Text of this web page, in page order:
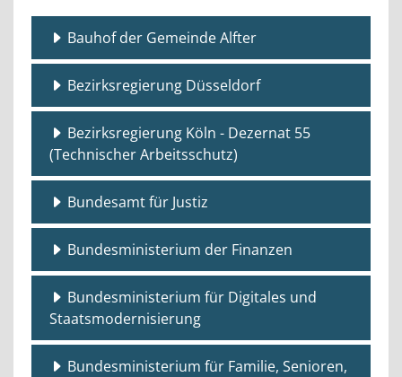
Bauhof der Gemeinde Alfter
Bezirksregierung Düsseldorf
Bezirksregierung Köln - Dezernat 55
(Technischer Arbeitsschutz)
Bundesamt für Justiz
Bundesministerium der Finanzen
Bundesministerium für Digitales und
Staatsmodernisierung
Bundesministerium für Familie, Senioren,